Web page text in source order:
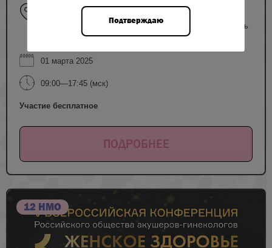
ул. Островитянова расположен КПП №1, от него
необходимо повернуть направо, где располагается
вход в центр Кулакова. Конференция будет проходить
на 2 этаже в «Бежевом» зале.
01 марта 2025
09:00—17:45 (мск)
Участие бесплатное
ПОДРОБНЕЕ
12 НМО
Подтверждаю